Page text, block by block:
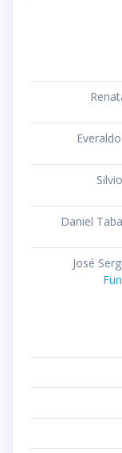
Daniel
José